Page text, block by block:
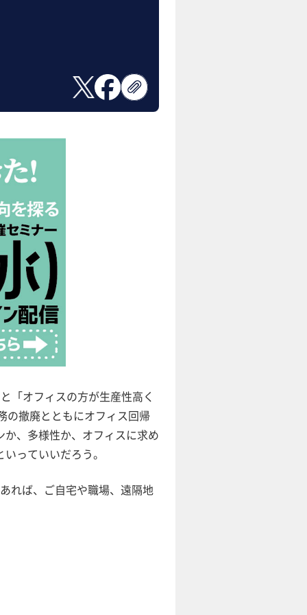
「オフィスの方が生産性高く
の撤廃とともにオフィス回帰
、多様性か、オフィスに求め
っていいだろう。
れば、ご自宅や職場、遠隔地